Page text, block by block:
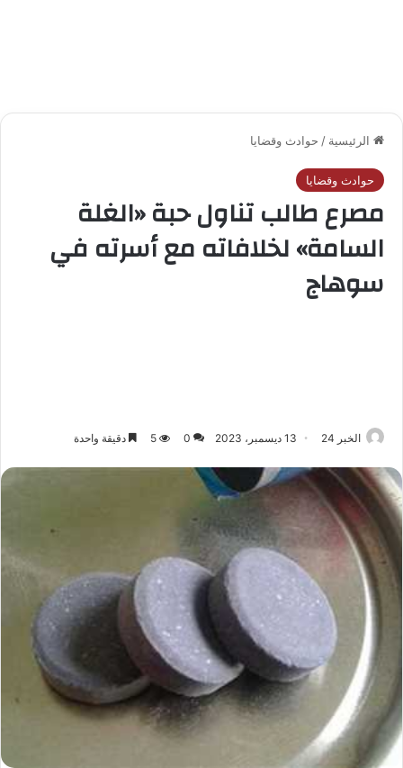
الرئيسية / حوادث وقضايا
حوادث وقضايا
مصرع طالب تناول حبة «الغلة
السامة» لخلافاته مع أسرته في
سوهاج
الخبر 24 13 ديسمبر، 2023 0
5 دقيقة واحدة